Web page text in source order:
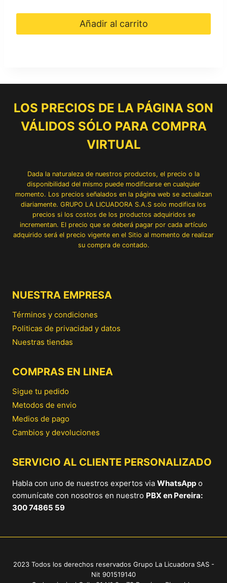
Añadir al carrito
LOS PRECIOS DE LA PÁGINA SON
VÁLIDOS SÓLO PARA COMPRA
VIRTUAL
Dada la naturaleza de nuestros productos, el precio o la
disponibilidad del mismo puede modificarse en cualquier
momento. Los precios señalados en la página web se actualizan
diariamente. GRUPO LA LICUADORA S.A.S solo modifica los
precios si los costos de los productos adquiridos se
incrementan. El precio que se deberá pagar por cada artículo
adquirido será el precio vigente en el Sitio al momento de realizar
su compra de contado.
NUESTRA EMPRESA
Términos y condiciones
Politicas de privacidad y datos
Nuestras tiendas
COMPRAS EN LINEA
Sigue tu pedido
Metodos de envio
Medios de pago
Cambios y devoluciones
SERVICIO AL CLIENTE PERSONALIZADO
Habla con uno de nuestros expertos via WhatsApp o
comunícate con nosotros en nuestro PBX en Pereira:
300 74865 59
2023 Todos los derechos reservados Grupo La Licuadora SAS -
Nit 901519140